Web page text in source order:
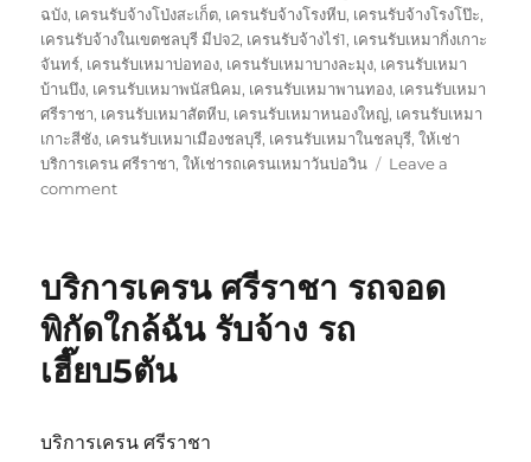
ฉบัง, เครนรับจ้างโป่งสะเก็ต, เครนรับจ้างโรงหีบ, เครนรับจ้างโรงโป๊ะ,
เครนรับจ้างในเขตชลบุรี มีปจ2, เครนรับจ้างไร่1, เครนรับเหมากิ่งเกาะ
จันทร์, เครนรับเหมาบ่อทอง, เครนรับเหมาบางละมุง, เครนรับเหมา
บ้านบึง, เครนรับเหมาพนัสนิคม, เครนรับเหมาพานทอง, เครนรับเหมา
ศรีราชา, เครนรับเหมาสัตหีบ, เครนรับเหมาหนองใหญ่, เครนรับเหมา
เกาะสีชัง, เครนรับเหมาเมืองชลบุรี, เครนรับเหมาในชลบุรี,ให้เช่า
บริการเครน ศรีราชา,ให้เช่ารถเครนเหมาวันบ่อวิน
Leave a
commenton
เครน
บ่อ
วิน
ศรีราชา
เหมา
รถ
บริการเครน ศรีราชา รถจอด
พิกัดใกล้ฉัน รับจ้าง รถ
เฮี๊ยบ5ตัน
บริการเครน ศรีราชา